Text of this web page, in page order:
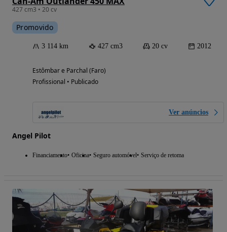
427 cm3 • 20 cv
Promovido
3 114 km 427 cm3 20 cv 2012
Estômbar e Parchal (Faro)
Profissional • Publicado
Ver anúncios
Angel Pilot
Financiamento Oficina Seguro automóvel Serviço de retoma